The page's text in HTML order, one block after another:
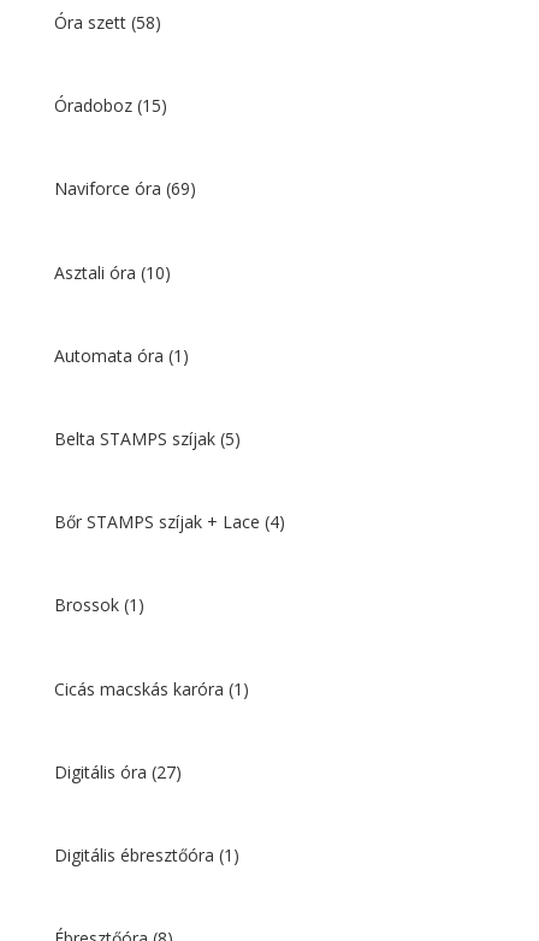
Óra szett (58)
Óradoboz (15)
Naviforce óra (69)
Asztali óra (10)
Automata óra (1)
Belta STAMPS szíjak (5)
Bőr STAMPS szíjak + Lace (4)
Brossok (1)
Cicás macskás karóra (1)
Digitális óra (27)
Digitális ébresztőóra (1)